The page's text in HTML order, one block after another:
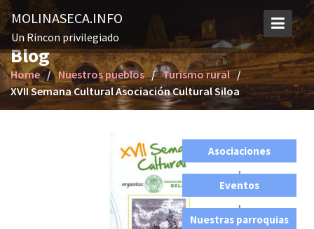
S
k
p
t
o
c
MOLINASECA.INFO
Un Rincon privilegiado
Blog
Home Nuestros pueblos Turismo rural
XVII Semana Cultural Asociación Cultural Siloa
Asociaciones
,
Eventos
,
Nuestras parroquias